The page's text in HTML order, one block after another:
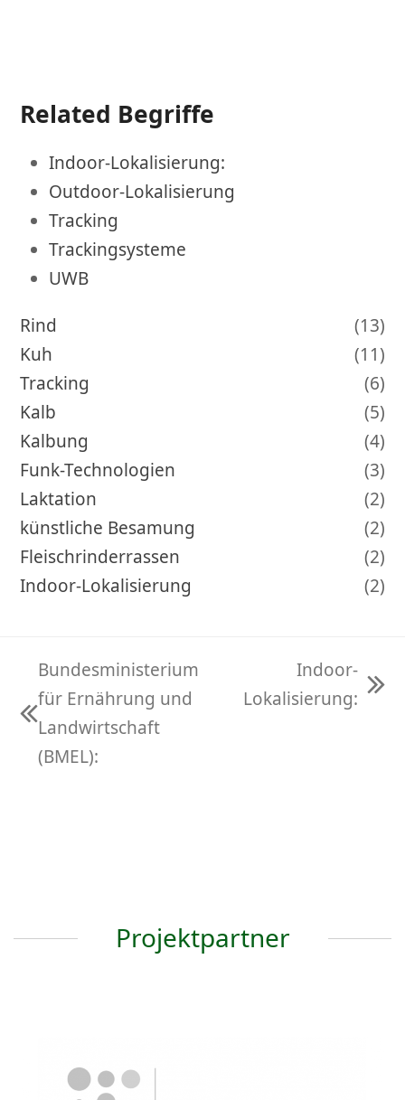
Related Begriffe
Indoor-Lokalisierung:
Outdoor-Lokalisierung
Tracking
Trackingsysteme
UWB
Rind
(13)
Kuh
(11)
Tracking
(6)
Kalb
(5)
Kalbung
(4)
Funk-Technologien
(3)
Laktation
(2)
künstliche Besamung
(2)
Fleischrinderrassen
(2)
Indoor-Lokalisierung
(2)
vorheriger
Beitrag:
Bundesministerium
für Ernährung und
Landwirtschaft
(BMEL):
Nächster
Indoor-
Lokalisierung:
Projektpartner